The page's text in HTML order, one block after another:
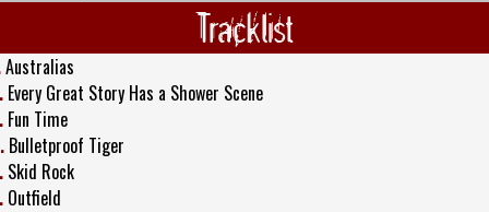
Tracklist
Australias
Every Great Story Has a Shower Scene
Fun Time
Bulletproof Tiger
Skid Rock
Outfield